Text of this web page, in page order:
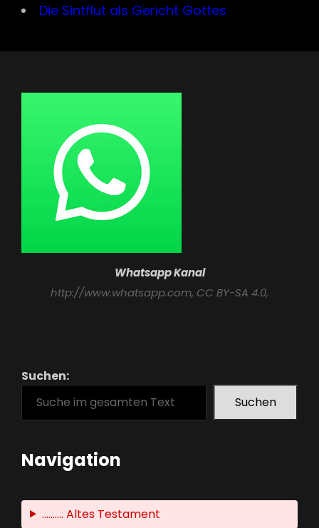
Die Sintflut als Gericht Gottes
Whatsapp Kanal
http://www.whatsapp.com, CC BY-SA 4.0,
Suchen:
Suchen
Navigation
.......... Altes Testament